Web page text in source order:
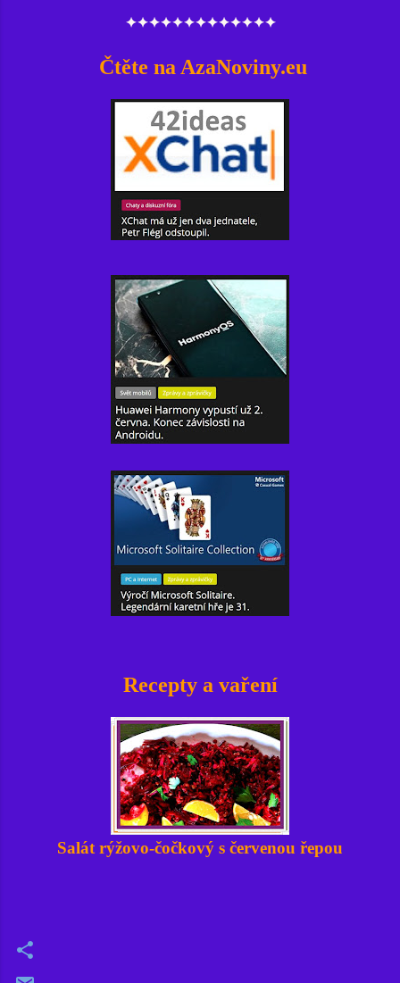
✦✦✦✦✦✦✦✦✦✦✦✦✦
Čtěte na AzaNoviny.eu
Recepty a vaření
Salát rýžovo-čočkový s červenou řepou